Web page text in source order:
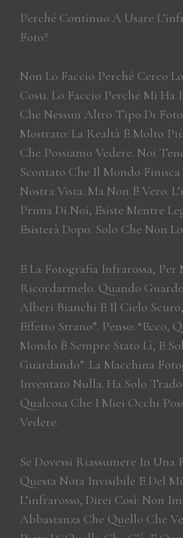
Perché Continuo A Usare
Foto?
Non Lo Faccio Perché Cerco
Costi. Lo Faccio Perché Mi Ha
Che Nessun Altro Tipo Di
Mostrato: La Realtà È Molto
Che Possiamo Vedere. Noi
Scontato Che Il Mondo Finisca
Nostra Vista. Ma Non È Vero.
Prima Di Noi, Esiste Mentre
Esisterà Dopo. Solo Che Non
E La Fotografia Infrarossa, Per
Ricordarmelo. Quando
Alberi Bianchi E Il Cielo
Effetto Strano”. Penso: “ecco,
Mondo È Sempre Stato Lì, E
Guardando”. La Macchina
Inventato Nulla. Ha Solo
Qualcosa Che I Miei Occhi
Vedere.
Se Dovessi Riassumere In Una
Questa Nota Invisibile E Del
L’infrarosso, Direi Così: Non
Abbastanza Che Quello Che